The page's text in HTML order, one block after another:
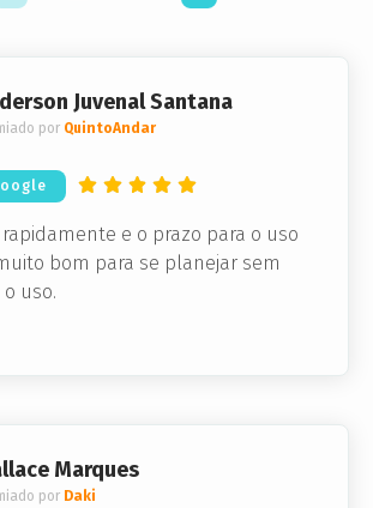
Juvenal Santana
por QuintoAndar
rapidamente e o prazo para o uso
bom para se planejar sem
uso.
Marques
por Daki